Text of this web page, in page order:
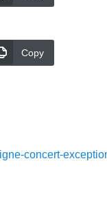
Copy
concert-